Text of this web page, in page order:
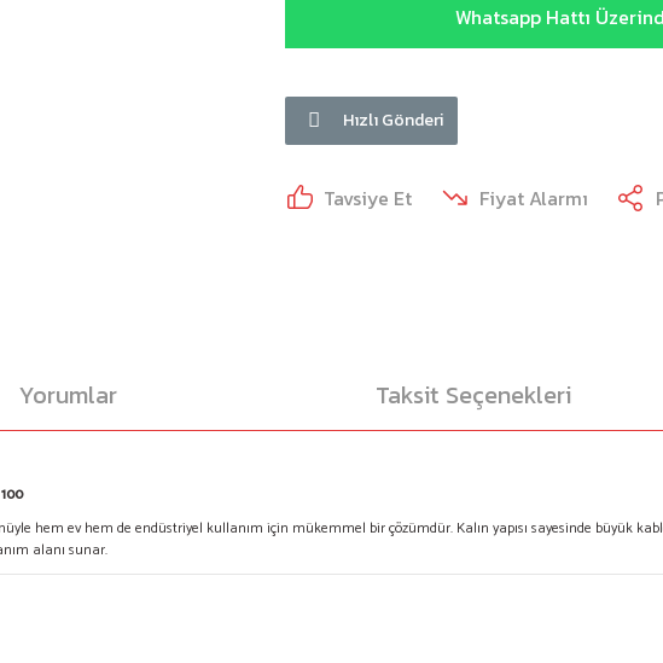
Whatsapp Hattı
Hızlı Gönderi
Tavsiye Et Fiyat Alarmı
Yorumlar Taksit Seçenekleri
hem ev hem de endüstriyel kullanım için mükemmel bir çözümdür. Kalın yapısı sayesinde büyük
alanı sunar.